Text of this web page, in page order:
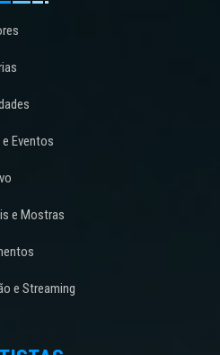
Eventos
e Mostras
e Streaming